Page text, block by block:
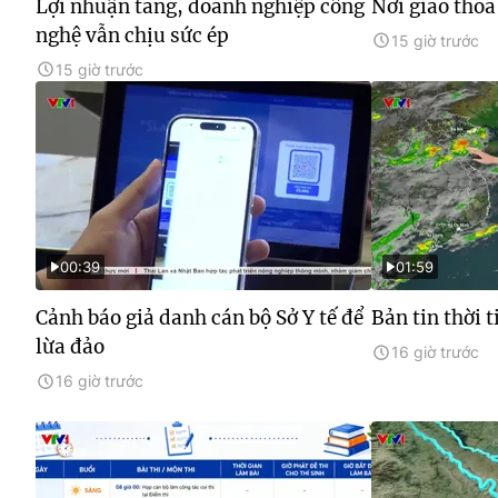
Lợi nhuận tăng, doanh nghiệp công
nghệ vẫn chịu sức ép
15 giờ trước
Nơi giao
15 giờ trước
00:39
Cảnh báo giả danh cán bộ Sở Y tế để
lừa đảo
16 giờ trước
01:59
Bản tin thời
16 giờ trước